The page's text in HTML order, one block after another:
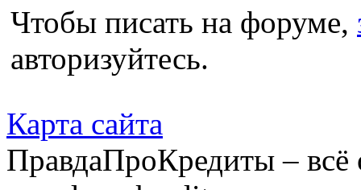
Чтобы писать на форуме,
авторизуйтесь.
Карта сайта
ПравдаПроКредиты –